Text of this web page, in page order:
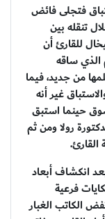
فتجلى فائض
تنقله بين
للقارئ أن
ساقه
من جديد، فيما
غير أنه
حينما استبق
رولا ومن ثم
انكشاف أبعاد
فرعية
الكاتب الغبار